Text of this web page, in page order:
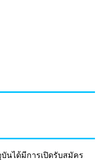
นได้มีการเปิดรับสมัคร